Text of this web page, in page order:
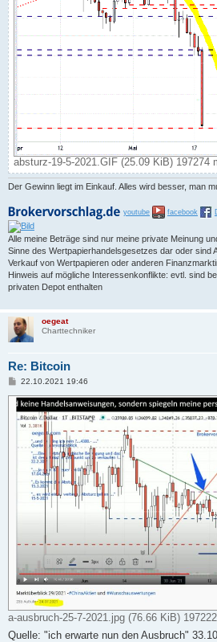
absturz-19-5-2021.GIF (25.09 KiB) 197274
Der Gewinn liegt im Einkauf. Alles wird besser, man
youtube facebook
Alle meine Beträge sind nur meine private Meinung
Sinne des Wertpapierhandelsgesetzes dar oder sind
Verkauf von Wertpapieren oder anderen
Hinweis auf mögliche Interessenkonflikte: evtl. sind
privaten Depot enthalten
oegeat
Charttechniker
Re: Bitcoin
B
i
t
r
a
22.10.2021 19:46
a-ausbruch-25-7-2021.jpg (76.66 KiB)
Quelle: "ich erwarte nun den Ausbruch"